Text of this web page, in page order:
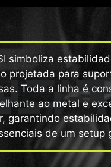
simboliza
projetada para
Toda a linha é
ao metal e
garantindo
de um setup